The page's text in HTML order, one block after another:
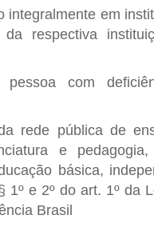
integralmente em
da respectiva
com
rede pública de
e
básica,
1º e 2º do art. 1º da
Brasil